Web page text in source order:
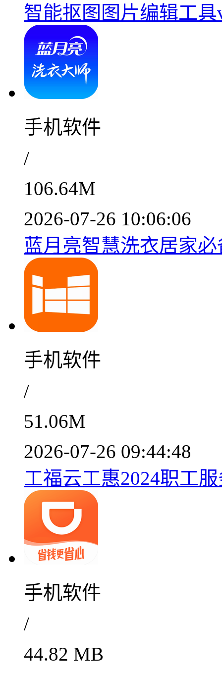
智能抠图图片编辑工具
手机软件
/
106.64M
2026-07-26 10:06:06
蓝月亮智慧洗衣居家
手机软件
/
51.06M
2026-07-26 09:44:48
工福云工惠2024职工
手机软件
/
44.82 MB